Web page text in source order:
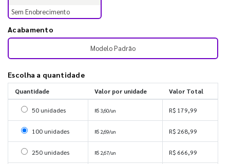
Sem Enobrecimento
Acabamento
Modelo Padrão
Escolha a quantidade
Quantidade Valor por unidade Valor Total
Selecionar 50 unidades
50 unidades R$ 3,60/un R$ 179,99
Selecionar 100 unidades
100 unidades R$ 2,69/un R$ 268,99
Selecionar 250 unidades
250 unidades R$ 2,67/un R$ 666,99